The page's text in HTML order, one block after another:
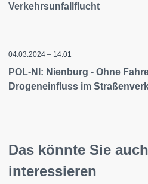
Verkehrsunfallflucht
04.03.2024 – 14:01
POL-NI: Nienburg - Ohne
Drogeneinfluss im
Das könnte Sie auch
interessieren